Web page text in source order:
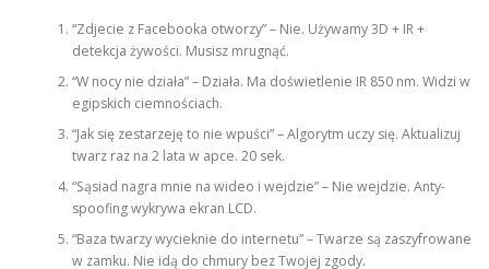
“Zdjecie z Facebooka otworzy” – Nie. Używamy 3D + IR +
detekcja żywości. Musisz mrugnąć.
“W nocy nie działa” – Działa. Ma doświetlenie IR 850 nm. Widzi w
egipskich ciemnościach.
“Jak się zestarzeję to nie wpuści” – Algorytm uczy się. Aktualizuj
twarz raz na 2 lata w apce. 20 sek.
“Sąsiad nagra mnie na wideo i wejdzie” – Nie wejdzie. Anty-
spoofing wykrywa ekran LCD.
“Baza twarzy wycieknie do internetu” – Twarze są zaszyfrowane
w zamku. Nie idą do chmury bez Twojej zgody.